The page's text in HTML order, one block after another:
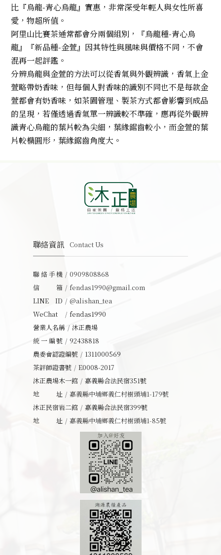
比『烏龍-青心烏龍』實惠，非常深受年輕人與女性所喜
愛，物超所值。
阿里山比賽茶通常都會分兩個組別，『烏龍種-青心烏
龍』『新品種-金萱』因其特性與風味與價格不同，不會
混再一起評鑑。
分辨烏龍與金萱的方法可以從香氣與外觀辨識，香氣上金
萱略帶奶香味，但每個人對香味的識別不同也不是每款金
萱都會有奶香味，如茶園管理、製茶方式都會影響到成品
的呈現，若僅透過香氣單一辨識較不準確，應再從外觀辨
識青心烏龍的葉片較為尖細，葉緣鋸齒較小，而金萱的葉
片較橢圓形，葉緣鋸齒角度大。
聯絡資訊 Contact Us
聯絡手機
0909808868
信箱
fendas1990@gmail.com
LINE ID
@alishan_tea
WeChat
fendas1990
營業人名稱
沐正農場
統一編號
92438818
農委會認證編號
1311000569
茶評師證書號
E0008-2017
沐正農場木一館
嘉義縣合法民宿351號
地址
嘉義縣中埔鄉義仁村樹頭埔1-179號
沐正民宿岩二館
嘉義縣合法民宿399號
地址
嘉義縣中埔鄉義仁村樹頭埔1-85號